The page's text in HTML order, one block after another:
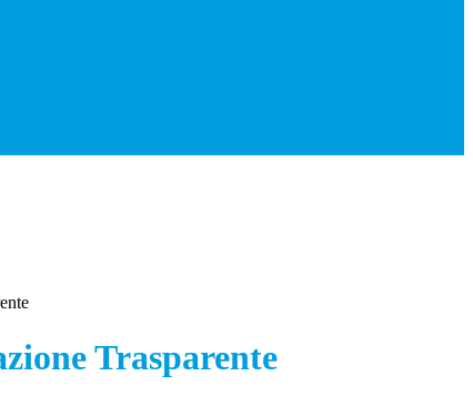
Trasparente